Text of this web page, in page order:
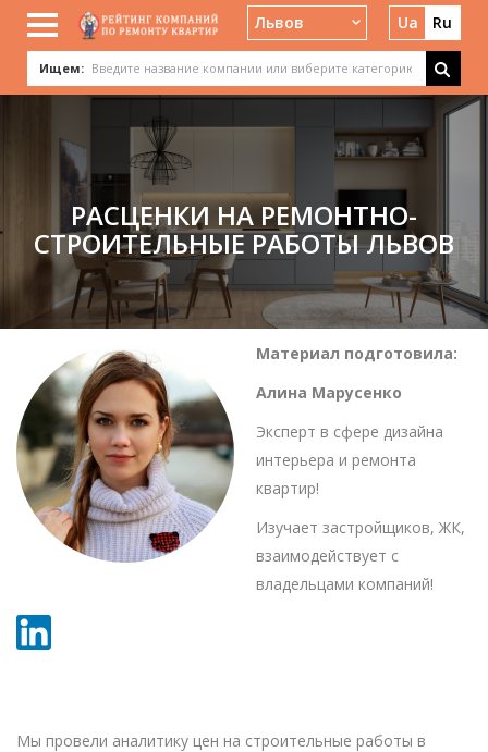
Львов Ua Ru
Ищем:
РАСЦЕНКИ НА РЕМОНТНО-
СТРОИТЕЛЬНЫЕ РАБОТЫ ЛЬВОВ
Материал подготовила:
Алина Марусенко
Эксперт в сфере дизайна
интерьера и ремонта
квартир!
Изучает застройщиков, ЖК,
взаимодействует с
владельцами компаний!
Мы провели аналитику цен на строительные работы в